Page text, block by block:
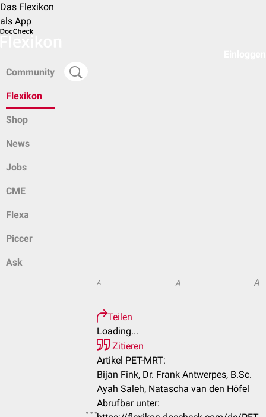
Das Flexikon
als App
Community
Flexikon
Shop
News
Jobs
CME
Flexa
Piccer
Ask
A A A
Teilen
Loading...
Zitieren
Artikel PET-MRT:
Bijan Fink, Dr. Frank Antwerpes, B.Sc.
Ayah Saleh, Natascha van den Höfel
Abrufbar unter: